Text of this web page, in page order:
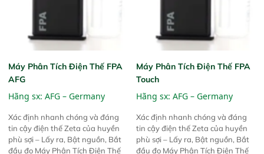
Máy Phân Tích Điện Thế FPA
AFG
Hãng sx: AFG – Germany
Xác định nhanh chóng và đáng
tin cậy điện thế Zeta của huyền
phù sợi – Lấy ra, Bật nguồn, Bắt
đầu đo Máy Phân Tích Điện Thế
Máy Phân Tích Điện Thế FPA
Touch
Hãng sx: AFG – Germany
Xác định nhanh chóng và đáng
tin cậy điện thế Zeta của huyền
phù sợi – Lấy ra, Bật nguồn, Bắt
đầu đo Máy Phân Tích Điện Thế